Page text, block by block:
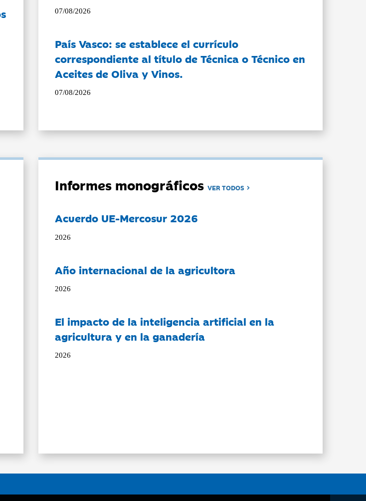
07/08/2026
País Vasco: se establece el currículo
correspondiente al título de Técnica o Técnico en
Aceites de Oliva y Vinos.
07/08/2026
Informes monográficosVER TODOS
Acuerdo UE-Mercosur 2026
2026
Año internacional de la agricultora
2026
El impacto de la inteligencia artificial en la
agricultura y en la ganadería
2026